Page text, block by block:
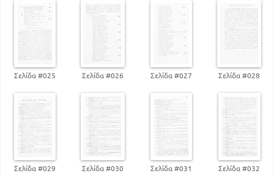
Σελίδα #025 Σελίδα #026 Σελίδα #027 Σελίδα #028
Σελίδα #029 Σελίδα #030 Σελίδα #031 Σελίδα #032